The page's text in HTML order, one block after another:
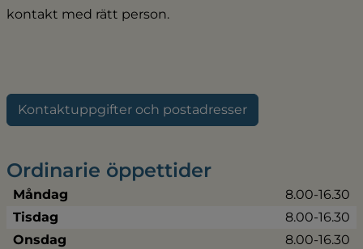
kontakt med rätt person.
Kontaktuppgifter och postadresser
Ordinarie öppettider
Måndag
8.00-16.30
Tisdag
8.00-16.30
Onsdag
8.00-16.30